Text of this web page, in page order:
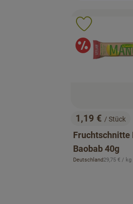
, Preis:
1,19 € / Stück
Fruchtschnitte
Baobab 40g
, Herkunft:
Deutschland,29,75 € / kg
Produkt